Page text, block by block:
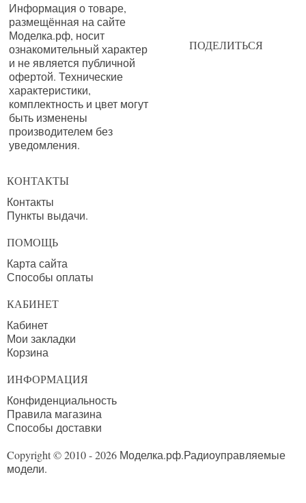
Информация о товаре,
размещённая на сайте
Моделка.рф, носит
ознакомительный характер
и не является публичной
офертой. Технические
характеристики,
комплектность и цвет могут
быть изменены
производителем без
уведомления.
ПОДЕЛИТЬСЯ
КОНТАКТЫ
Контакты
Пункты выдачи.
ПОМОЩЬ
Карта сайта
Способы оплаты
КАБИНЕТ
Кабинет
Мои закладки
Корзина
ИНФОРМАЦИЯ
Конфиденциальность
Правила магазина
Способы доставки
Copyright © 2010 - 2026 Моделка.рф.Радиоуправляемые
модели.